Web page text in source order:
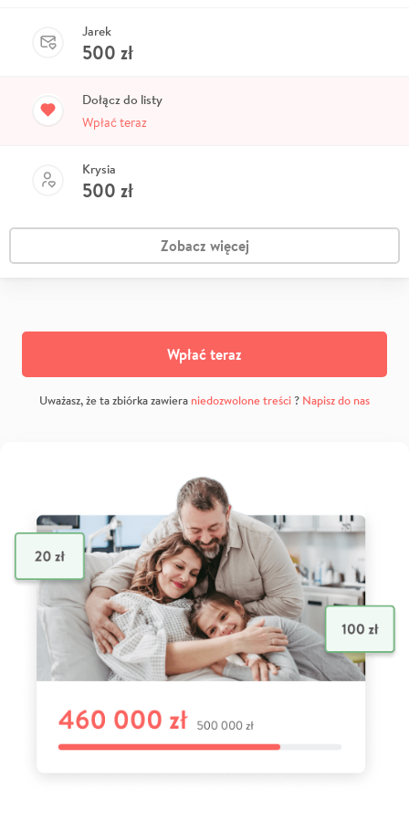
Jarek
500 zł
Dołącz do listy
Wpłać teraz
Krysia
500 zł
Zobacz więcej
Wpłać teraz
Uważasz, że ta zbiórka zawiera niedozwolone treści? Napisz do nas